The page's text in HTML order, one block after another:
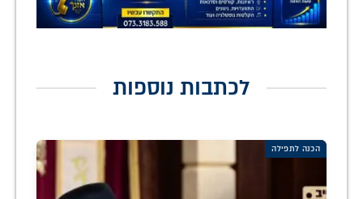
לכתבות נוספות
הכנה לתפילה